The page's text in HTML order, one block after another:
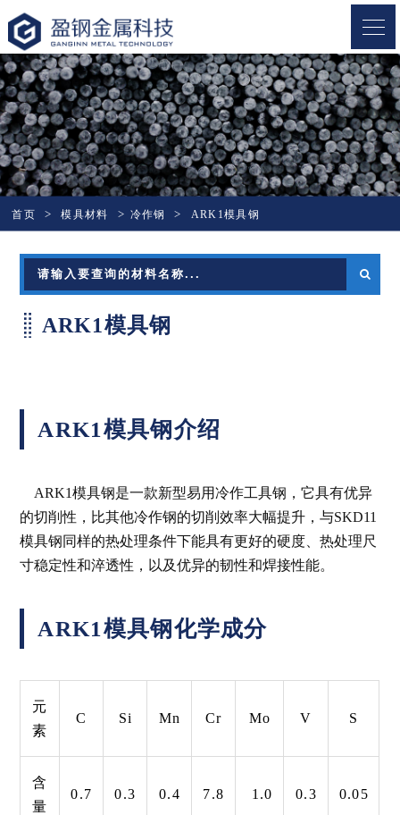
首页 模具材料 冷作钢 ARK1模具钢
ARK1模具钢
ARK1模具钢介绍
ARK1模具钢是一款新型易用冷作工具钢，它具有优异
的切削性，比其他冷作钢的切削效率大幅提升，与SKD11
模具钢同样的热处理条件下能具有更好的硬度、热处理尺
寸稳定性和淬透性，以及优异的韧性和焊接性能。
ARK1模具钢化学成分
元
素
C Si Mn Cr Mo V S
含
量
0.7 0.3 0.4 7.8 1.0 0.3 0.05